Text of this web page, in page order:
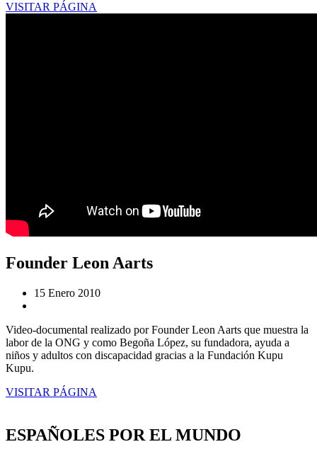
VISITAR PÁGINA
Founder Leon Aarts
15 Enero 2010
Video-documental realizado por Founder Leon Aarts que muestra la
labor de la ONG y como Begoña López, su fundadora, ayuda a
niños y adultos con discapacidad gracias a la Fundación Kupu
Kupu.
VISITAR PÁGINA
ESPAÑOLES POR EL MUNDO